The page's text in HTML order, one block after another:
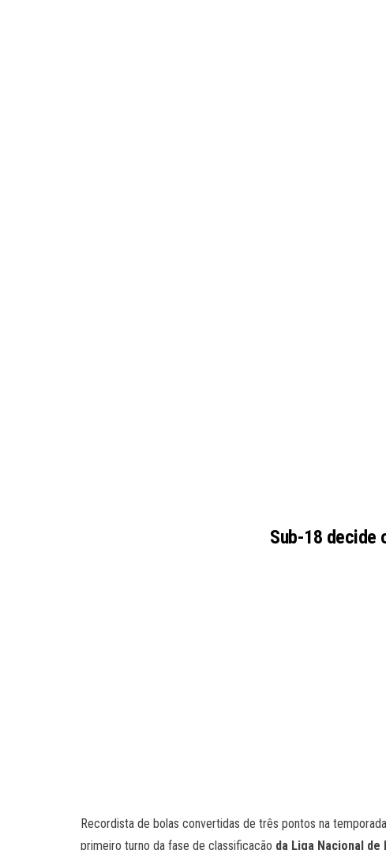
Sub-18 decide
Recordista de bolas convertidas de três pontos na
primeiro turno da fase de classificação da Liga Nacional de